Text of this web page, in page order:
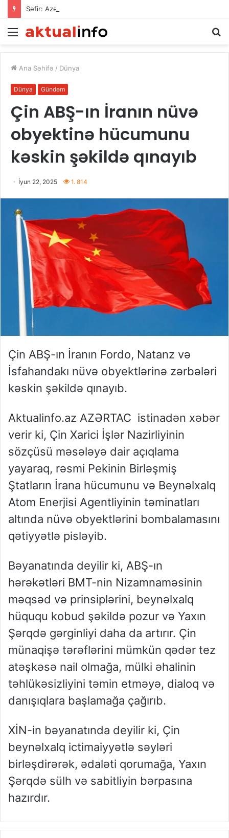
Menu
Ana Səhifə / Dünya
Dünya Gündəm
Çin ABŞ-ın İranın nüvə
obyektinə hücumunu
kəskin şəkildə qınayıb
İyun 22, 2025 1. 814
Çin ABŞ-ın İranın Fordo, Natanz və
İsfahandakı nüvə obyektlərinə zərbələri
kəskin şəkildə qınayıb.
Aktualinfo.az AZƏRTAC istinadən xəbər
verir ki, Çin Xarici İşlər Nazirliyinin
sözçüsü məsələyə dair açıqlama
yayaraq, rəsmi Pekinin Birləşmiş
Ştatların İrana hücumunu və Beynəlxalq
Atom Enerjisi Agentliyinin təminatları
altında nüvə obyektlərini bombalamasını
qətiyyətlə pisləyib.
Bəyanatında deyilir ki, ABŞ-ın
hərəkətləri BMT-nin Nizamnaməsinin
məqsəd və prinsiplərini, beynəlxalq
hüququ kobud şəkildə pozur və Yaxın
Şərqdə gərginliyi daha da artırır. Çin
münaqişə tərəflərini mümkün qədər tez
atəşkəsə nail olmağa, mülki əhalinin
təhlükəsizliyini təmin etməyə, dialoq və
danışıqlara başlamağa çağırıb.
XİN-in bəyanatında deyilir ki, Çin
beynəlxalq ictimaiyyətlə səyləri
birləşdirərək, ədaləti qorumağa, Yaxın
Şərqdə sülh və sabitliyin bərpasına
hazırdır.